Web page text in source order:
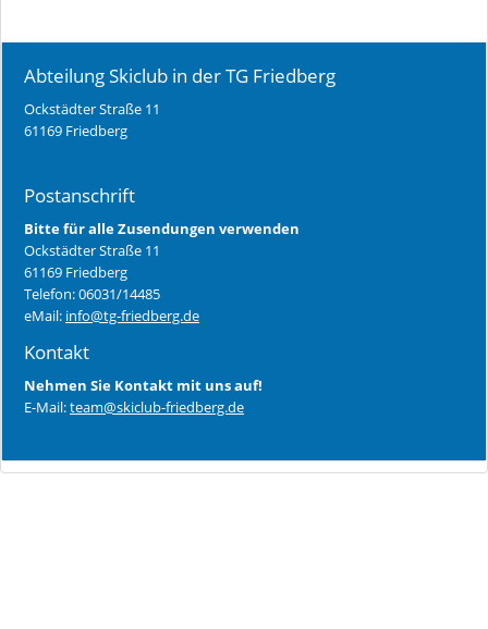
Abteilung Skiclub in der TG Friedberg
Ockstädter Straße 11
61169 Friedberg
Postanschrift
Bitte für alle Zusendungen verwenden
Ockstädter Straße 11
61169 Friedberg
Telefon: 06031/14485
eMail: info@tg-friedberg.de
Kontakt
Nehmen Sie Kontakt mit uns auf!
E-Mail:team@skiclub-friedberg.de